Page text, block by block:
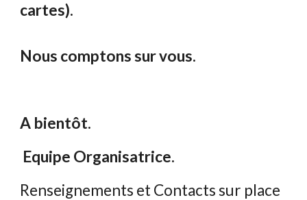
cartes).
Nous comptons sur vous.
A bientôt.
Equipe Organisatrice.
Renseignements et Contacts sur place